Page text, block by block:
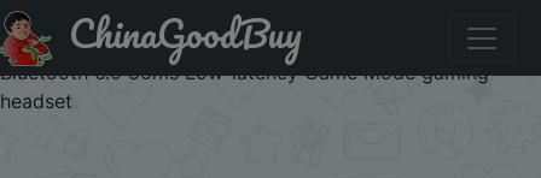
Купить с промокодом :IFPDRZ6K MOONDROP Space
Travel 2 ULTRA TWS Bluetooth earphone ANC LDAC
Bluetooth 6.0 55ms Low-latency Game Mode gaming
headset
ChinaGoodBuy